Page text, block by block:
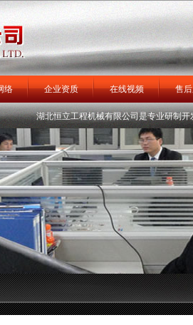
络 企业资质 在线视频 售
运矿卡车 掘进机 轮式
湖北恒立工程机械有限公司是专业研制开发生